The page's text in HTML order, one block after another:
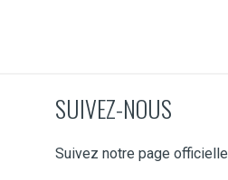
SUIVEZ-NOUS
Suivez notre page officielle